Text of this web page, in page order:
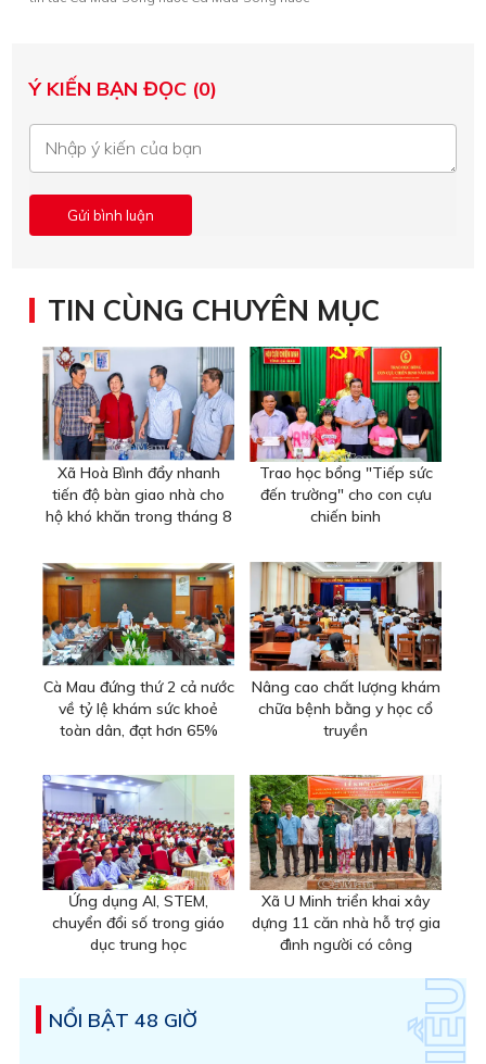
Ý KIẾN BẠN ĐỌC (0)
TIN CÙNG CHUYÊN MỤC
Xã Hoà Bình đẩy nhanh
tiến độ bàn giao nhà cho
hộ khó khăn trong tháng 8
Trao học bổng "Tiếp sức
đến trường" cho con cựu
chiến binh
Cà Mau đứng thứ 2 cả nước
về tỷ lệ khám sức khoẻ
toàn dân, đạt hơn 65%
Nâng cao chất lượng khám
chữa bệnh bằng y học cổ
truyền
Ứng dụng AI, STEM,
chuyển đổi số trong giáo
dục trung học
Xã U Minh triển khai xây
dựng 11 căn nhà hỗ trợ gia
đình người có công
NỔI BẬT 48 GIỜ